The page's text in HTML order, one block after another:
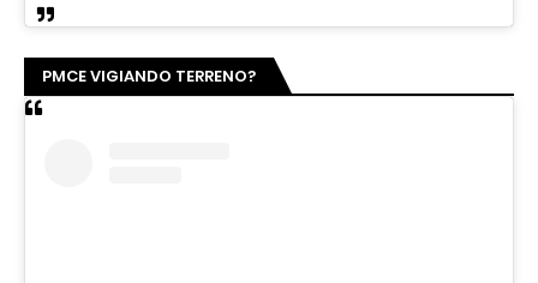
PMCE VIGIANDO TERRENO?